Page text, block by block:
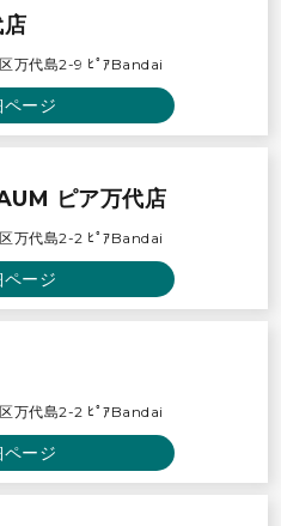
万代島2-9 ﾋﾟｱBandai
ページ
ピア万代店
万代島2-2 ﾋﾟｱBandai
ページ
万代島2-2 ﾋﾟｱBandai
ページ